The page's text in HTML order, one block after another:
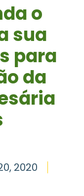
o
sua
para
da
2020